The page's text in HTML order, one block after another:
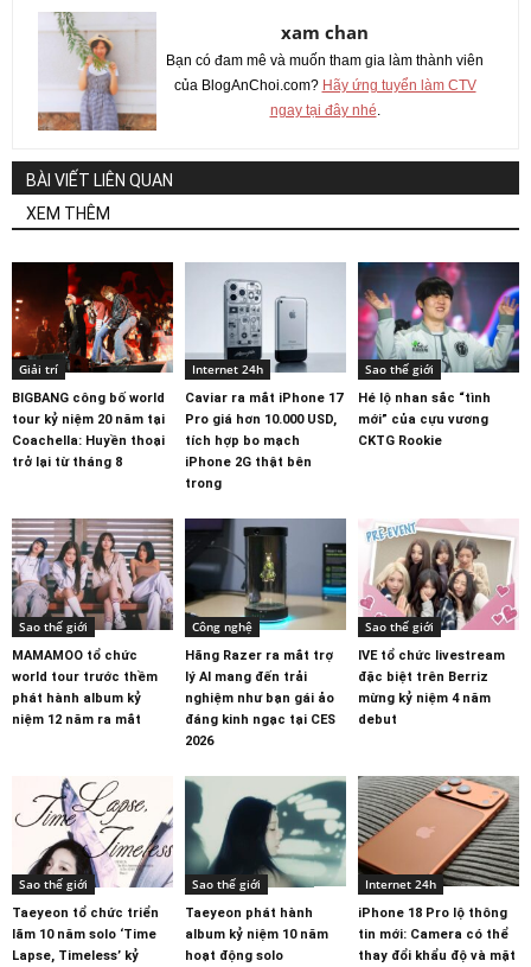
xam chan
Bạn có đam mê và muốn tham gia làm thành viên
của BlogAnChoi.com? Hãy ứng tuyển làm CTV
ngay tại đây nhé.
BÀI VIẾT LIÊN QUAN
XEM THÊM
Giải trí
BIGBANG công bố world
tour kỷ niệm 20 năm tại
Coachella: Huyền thoại
trở lại từ tháng 8
Internet 24h
Caviar ra mắt iPhone 17
Pro giá hơn 10.000 USD,
tích hợp bo mạch
iPhone 2G thật bên
trong
Sao thế giới
Hé lộ nhan sắc “tình
mới” của cựu vương
CKTG Rookie
Sao thế giới
MAMAMOO tổ chức
world tour trước thềm
phát hành album kỷ
niệm 12 năm ra mắt
Công nghệ
Hãng Razer ra mắt trợ
lý AI mang đến trải
nghiệm như bạn gái ảo
đáng kinh ngạc tại CES
2026
Sao thế giới
IVE tổ chức livestream
đặc biệt trên Berriz
mừng kỷ niệm 4 năm
debut
Sao thế giới
Taeyeon tổ chức triển
lãm 10 năm solo ‘Time
Lapse, Timeless’ kỷ
Sao thế giới
Taeyeon phát hành
album kỷ niệm 10 năm
hoạt động solo
Internet 24h
iPhone 18 Pro lộ thông
tin mới: Camera có thể
thay đổi khẩu độ và mặt